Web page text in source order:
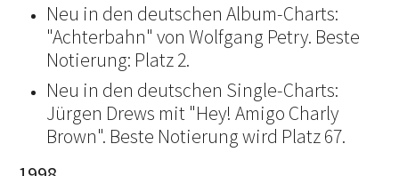
Neu in den deutschen Album-Charts:
"Achterbahn" von Wolfgang Petry. Beste
Notierung: Platz 2.
Neu in den deutschen Single-Charts:
Jürgen Drews mit "Hey! Amigo Charly
Brown". Beste Notierung wird Platz 67.